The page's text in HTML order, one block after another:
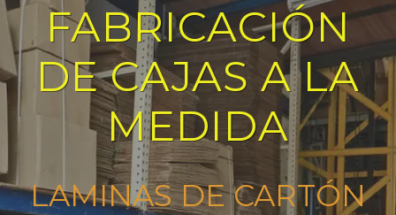
FABRICACIÓN
DE CAJAS A LA
MEDIDA
LAMINAS DE CARTÓN